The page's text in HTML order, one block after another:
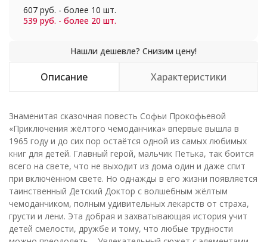
607 руб. - более 10 шт.
539 руб. - более 20 шт.
Описание Характеристики
Знаменитая сказочная повесть Софьи Прокофьевой
«Приключения жёлтого чемоданчика» впервые вышла в
1965 году и до сих пор остаётся одной из самых любимых
книг для детей. Главный герой, мальчик Петька, так боится
всего на свете, что не выходит из дома один и даже спит
при включённом свете. Но однажды в его жизни появляется
таинственный Детский Доктор с волшебным жёлтым
чемоданчиком, полным удивительных лекарств от страха,
грусти и лени. Эта добрая и захватывающая история учит
детей смелости, дружбе и тому, что любые трудности